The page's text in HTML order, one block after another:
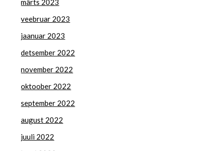
veebruar 2023
jaanuar 2023
detsember 2022
november 2022
oktoober 2022
september 2022
august 2022
juuli 2022